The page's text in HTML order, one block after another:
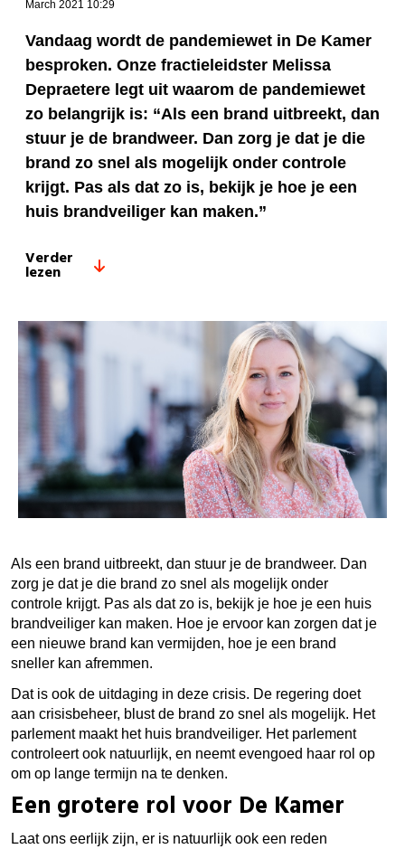
March 2021 10:29
Vandaag wordt de pandemiewet in De Kamer
besproken. Onze fractieleidster Melissa
Depraetere legt uit waarom de pandemiewet
zo belangrijk is: “Als een brand uitbreekt, dan
stuur je de brandweer. Dan zorg je dat je die
brand zo snel als mogelijk onder controle
krijgt. Pas als dat zo is, bekijk je hoe je een
huis brandveiliger kan maken.”
Verder
lezen
Als een brand uitbreekt, dan stuur je de brandweer. Dan
zorg je dat je die brand zo snel als mogelijk onder
controle krijgt. Pas als dat zo is, bekijk je hoe je een huis
brandveiliger kan maken. Hoe je ervoor kan zorgen dat je
een nieuwe brand kan vermijden, hoe je een brand
sneller kan afremmen.
Dat is ook de uitdaging in deze crisis. De regering doet
aan crisisbeheer, blust de brand zo snel als mogelijk. Het
parlement maakt het huis brandveiliger. Het parlement
controleert ook natuurlijk, en neemt evengoed haar rol op
om op lange termijn na te denken.
Een grotere rol voor De Kamer
Laat ons eerlijk zijn, er is natuurlijk ook een reden